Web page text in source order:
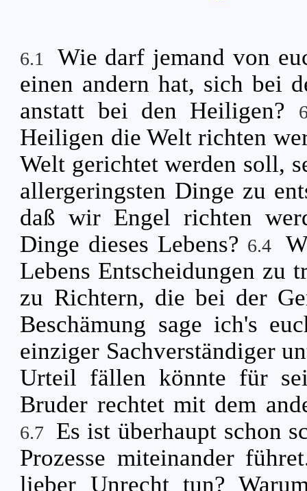
6.1
Wie darf jemand von
einen andern hat, sich bei
anstatt bei den Heiligen?
Heiligen die Welt richten
Welt gerichtet werden soll,
allergeringsten Dinge zu
daß wir Engel richten
Dinge dieses Lebens? 6.4
Lebens Entscheidungen zu
zu Richtern, die bei der
Beschämung sage ich's
einziger Sachverständiger
Urteil fällen könnte für
Bruder rechtet mit dem
6.7
Es ist überhaupt schon
Prozesse miteinander
lieber Unrecht tun?